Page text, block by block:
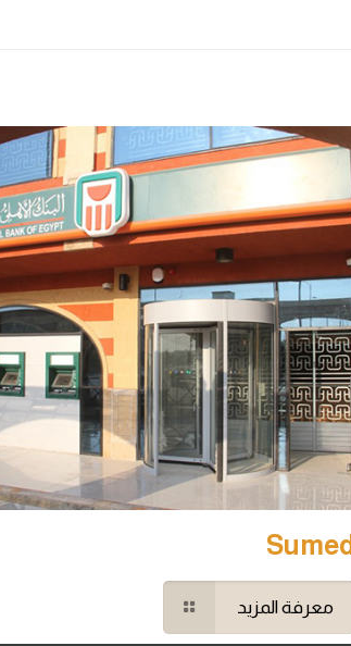
Sumed
معرفة المزيد